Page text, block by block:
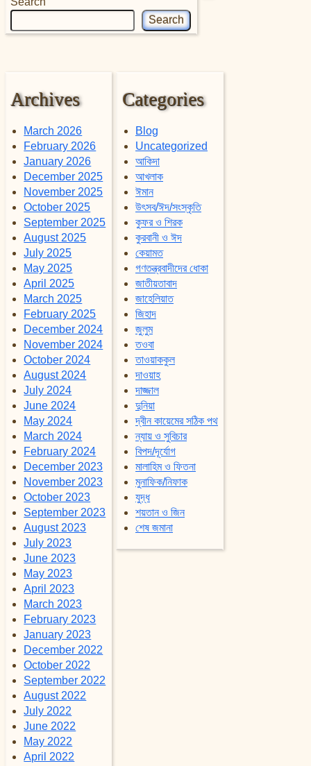
Search
Archives
March 2026
February 2026
January 2026
December 2025
November 2025
October 2025
September 2025
August 2025
July 2025
May 2025
April 2025
March 2025
February 2025
December 2024
November 2024
October 2024
August 2024
July 2024
June 2024
May 2024
March 2024
February 2024
December 2023
November 2023
October 2023
September 2023
August 2023
July 2023
June 2023
May 2023
April 2023
March 2023
February 2023
January 2023
December 2022
October 2022
September 2022
August 2022
July 2022
June 2022
May 2022
April 2022
Categories
Blog
Uncategorized
আকিদা
আখলাক
ঈমান
উৎসব/ঈদ/সংস্কৃতি
কুফর ও শিরক
কুরবানী ও ঈদ
কেয়ামত
গণতন্ত্রবাদীদের ধোকা
জাতীয়তাবাদ
জাহেলিয়াত
জিহাদ
জুলুম
তওবা
তাওয়াককুল
দাওয়াহ
দাজ্জাল
দুনিয়া
দ্বীন কায়েমের সঠিক পথ
ন্যায় ও সুবিচার
বিপদ/দূর্যোগ
মালাহিম ও ফিতনা
মুনাফিক/নিফাক
যুদ্ধ
শয়তান ও জিন
শেষ জমানা